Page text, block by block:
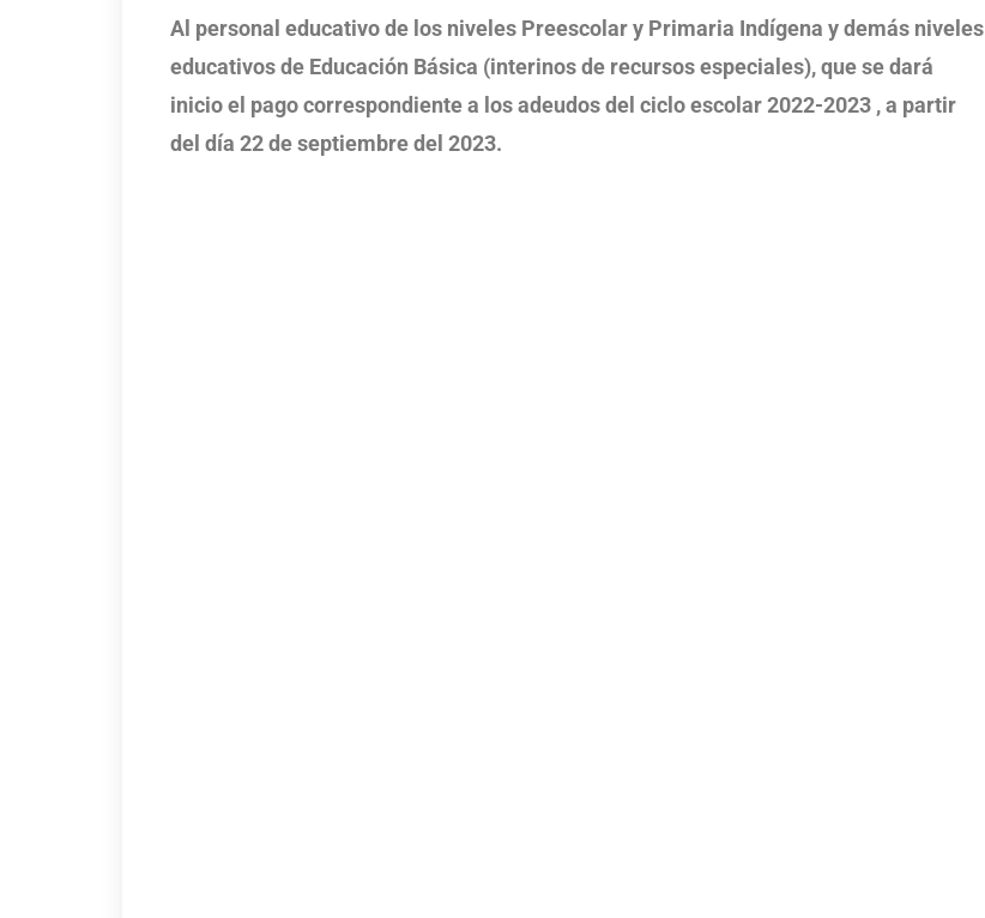
Al personal educativo de los niveles Preescolar y Primaria Indígena y demás niveles
educativos de Educación Básica (interinos de recursos especiales), que se dará
inicio el pago correspondiente a los adeudos del ciclo escolar 2022-2023 , a partir
del día 22 de septiembre del 2023.